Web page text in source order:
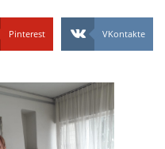
Pinterest VKontakte